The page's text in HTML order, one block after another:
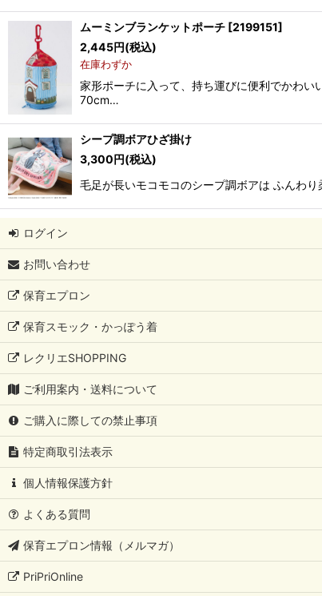
ムーミンブランケットポーチ [2199151]
2,445円(税込)
在庫わずか
家形ポーチに入って、持ち運びに便利でかわ
70cm…
シープ調ボアひざ掛け
3,300円(税込)
毛足が長いモコモコのシープ調ボアは ふんわ
ログイン
お問い合わせ
保育エプロン
保育スモック・かっぽう着
レクリエSHOPPING
ご利用案内・送料について
ご購入に際しての禁止事項
特定商取引法表示
個人情報保護方針
よくある質問
保育エプロン情報（メルマガ）
PriPriOnline